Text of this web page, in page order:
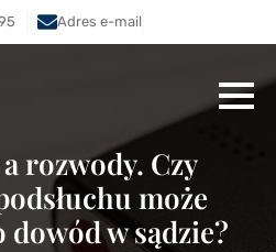
Adres e-mail
rozwody. Czy
może
dowód w sądzie?